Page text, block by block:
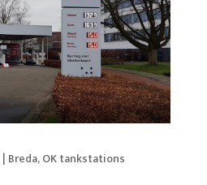
| Breda,OK tankstations